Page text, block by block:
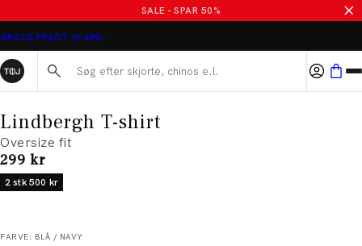
SALE - SPAR 50%
GRATIS FRAGT V/ 499,-
Søg her...
Lindbergh T-shirt
Oversize fit
I alt (inkl. rabat)
299 kr
2 stk 500 kr
FARVE: BLÅ / NAVY